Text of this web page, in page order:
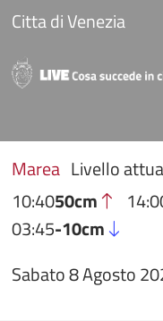
Salta al contenuto
Citta di Venezia
Marea Livello
10:4050cm
03:45-10cm
Sabato 8 Agosto